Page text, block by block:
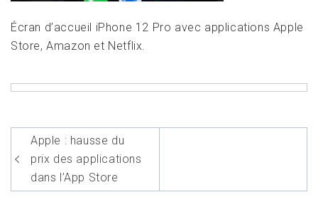
Écran d’accueil iPhone 12 Pro avec applications Apple
Store, Amazon et Netflix.
Navigation
de
l’article
Apple : hausse du
prix des applications
dans l’App Store